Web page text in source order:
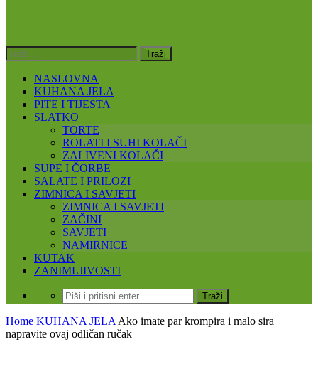
NASLOVNA
KUHANA JELA
PITE I TIJESTA
SLATKO
TORTE
ROLATI I SUHI KOLAČI
ZALIVENI KOLAČI
SUPE I ČORBE
SALATE I PRILOZI
ZIMNICA I SAVJETI
ZIMNICA I SAVJETI
ZAČINI
SAVJETI
NAMIRNICE
KUTAK
ZANIMLJIVOSTI
Home KUHANA JELA Ako imate par krompira i malo sira
napravite ovaj odličan ručak